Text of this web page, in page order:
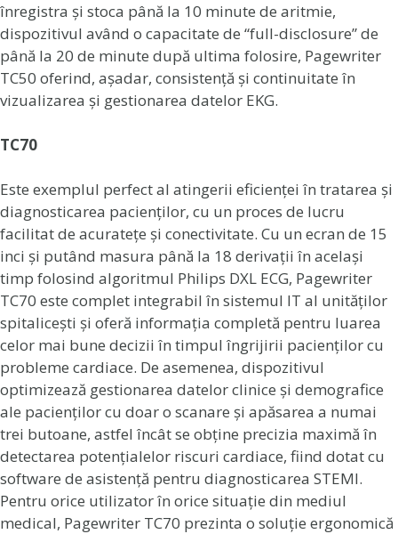
înregistra și stoca până la 10 minute de aritmie,
dispozitivul având o capacitate de “full-disclosure” de
până la 20 de minute după ultima folosire, Pagewriter
TC50 oferind, așadar, consistență și continuitate în
vizualizarea și gestionarea datelor EKG.
TC70
Este exemplul perfect al atingerii eficienței în tratarea și
diagnosticarea pacienților, cu un proces de lucru
facilitat de acuratețe și conectivitate. Cu un ecran de 15
inci și putând masura până la 18 derivații în același
timp folosind algoritmul Philips DXL ECG, Pagewriter
TC70 este complet integrabil în sistemul IT al unităților
spitalicești și oferă informația completă pentru luarea
celor mai bune decizii în timpul îngrijirii pacienților cu
probleme cardiace. De asemenea, dispozitivul
optimizează gestionarea datelor clinice și demografice
ale pacienților cu doar o scanare și apăsarea a numai
trei butoane, astfel încât se obține precizia maximă în
detectarea potențialelor riscuri cardiace, fiind dotat cu
software de asistență pentru diagnosticarea STEMI.
Pentru orice utilizator în orice situație din mediul
medical, Pagewriter TC70 prezinta o soluție ergonomică